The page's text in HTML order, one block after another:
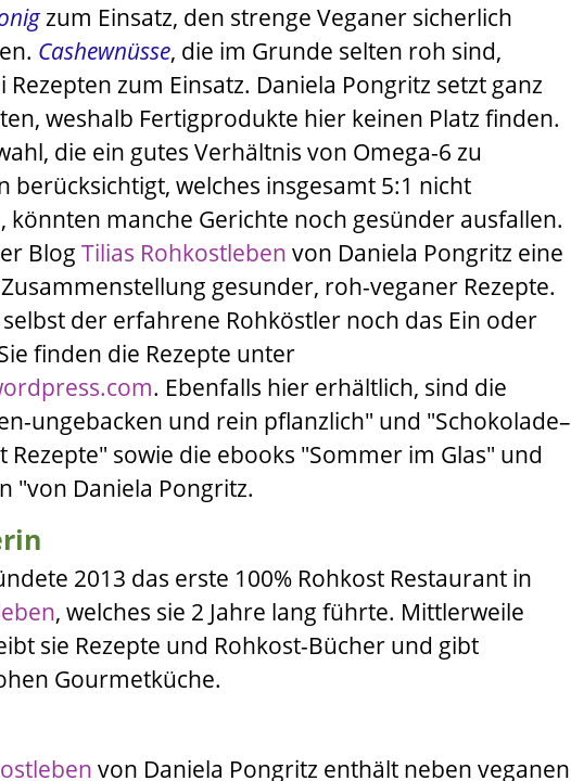
zum Einsatz, den strenge Veganer sicherlich
Cashewnüsse, die im Grunde selten roh sind,
zum Einsatz. Daniela Pongritz setzt ganz
weshalb Fertigprodukte hier keinen Platz finden.
die ein gutes Verhältnis von Omega-6 zu
berücksichtigt, welches insgesamt 5:1 nicht
könnten manche Gerichte noch gesünder ausfallen.
Blog Tilias Rohkostleben von Daniela Pongritz eine
gesunder, roh-veganer Rezepte.
der erfahrene Rohköstler noch das Ein oder
finden die Rezepte unter
. Ebenfalls hier erhältlich, sind die
ungebacken und rein pflanzlich" und "Schokolade–
Rezepte" sowie die ebooks "Sommer im Glas" und
"von Daniela Pongritz.
2013 das erste 100% Rohkost Restaurant in
, welches sie 2 Jahre lang führte. Mittlerweile
sie Rezepte und Rohkost-Bücher und gibt
Gourmetküche.
von Daniela Pongritz enthält neben veganen